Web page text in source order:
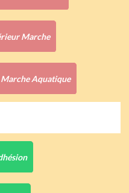
Marche
Aquatique